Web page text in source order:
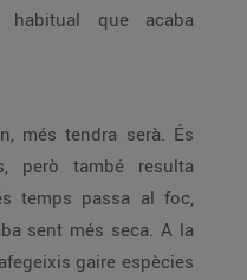
que acaba
més tendra serà. És
però també resulta
temps passa al foc,
sent més seca. A la
gaire espècies